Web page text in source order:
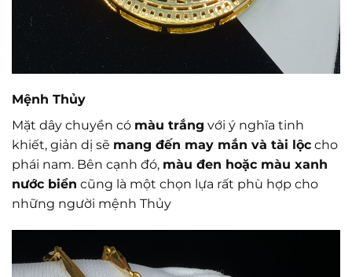
Mệnh Thủy
Mặt dây chuyền có màu trắng với ý nghĩa tinh
khiết, giản dị sẽ mang đến may mắn và tài lộc cho
phái nam. Bên cạnh đó, màu đen hoặc màu xanh
nước biển cũng là một chọn lựa rất phù hợp cho
những người mệnh Thủy